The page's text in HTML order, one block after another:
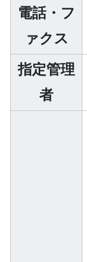
電話・フ
ァクス
指定管理
者